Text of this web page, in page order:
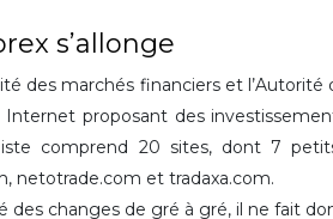
s’allonge
des marchés financiers et
proposant des
comprend 20 sites, dont 7
netotrade.com et tradaxa.com.
changes de gré à gré, il ne fait